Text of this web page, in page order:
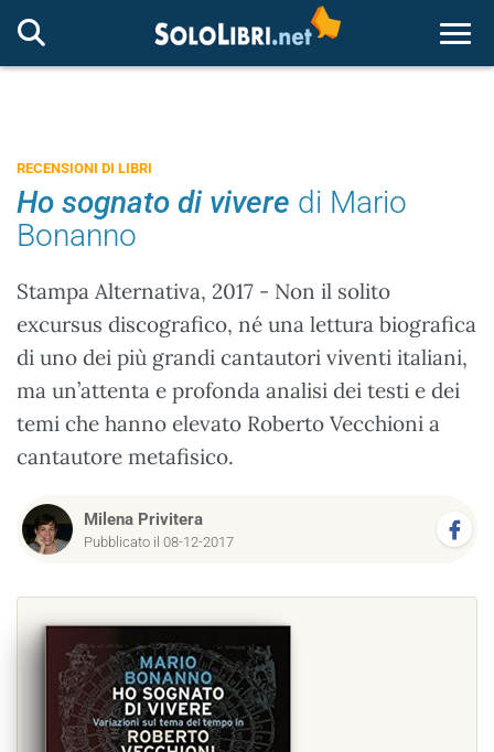
RECENSIONI DI LIBRI
Ho sognato di vivere di Mario
Bonanno
Stampa Alternativa, 2017 - Non il solito
excursus discografico, né una lettura biografica
di uno dei più grandi cantautori viventi italiani,
ma un’attenta e profonda analisi dei testi e dei
temi che hanno elevato Roberto Vecchioni a
cantautore metafisico.
Milena Privitera
Pubblicato il 08-12-2017